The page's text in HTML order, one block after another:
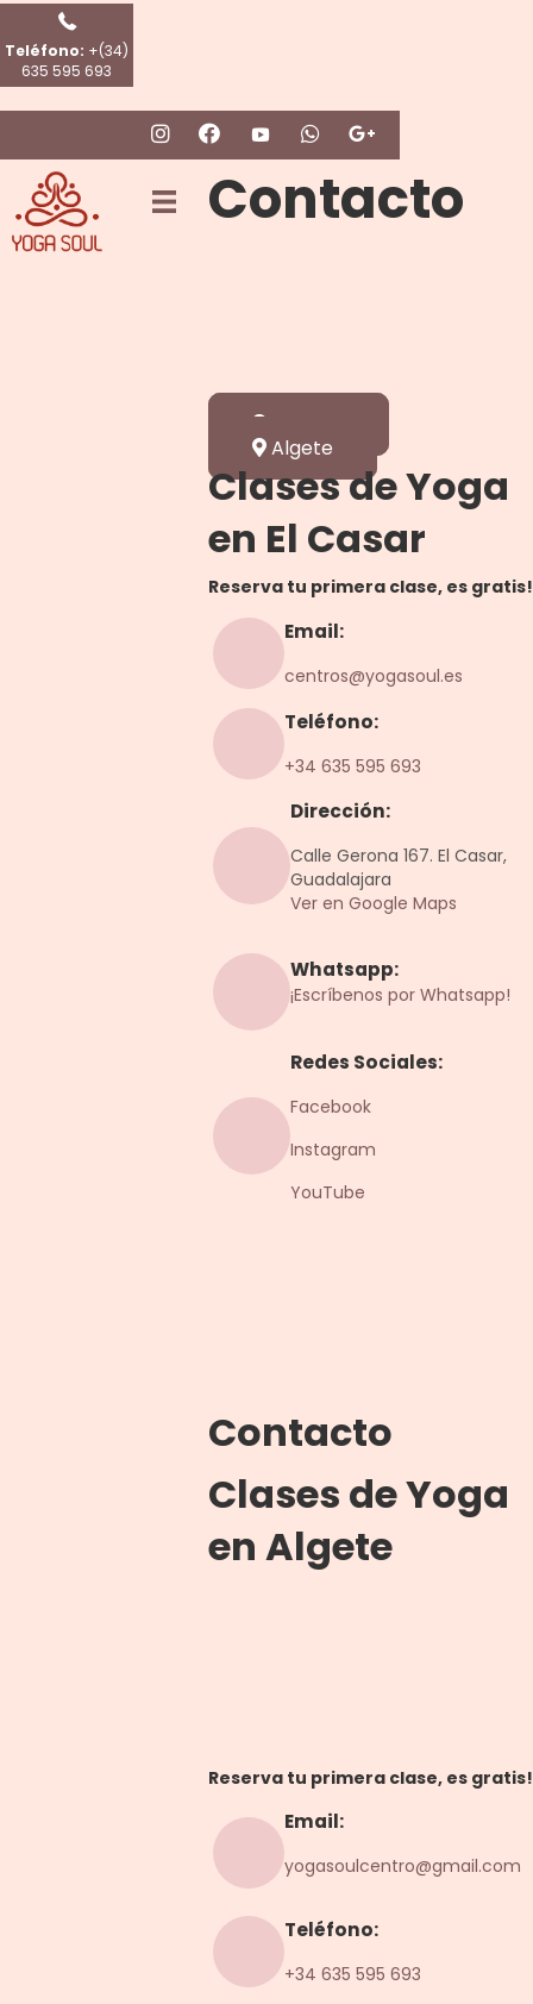
Teléfono: +(34)
635 595 693
Contacto
Algete
Clases de Yoga
en El Casar
Reserva tu primera clase, es gratis!
Email:
centros@yogasoul.es
Teléfono:
+34 635 595 693
Dirección:
Calle Gerona 167. El Casar,
Guadalajara
Ver en Google Maps
Whatsapp:
¡Escríbenos por Whatsapp!
Redes Sociales:
Facebook
Instagram
YouTube
Contacto
Clases de Yoga
en Algete
Reserva tu primera clase, es gratis!
Email:
yogasoulcentro@gmail.com
Teléfono:
+34 635 595 693